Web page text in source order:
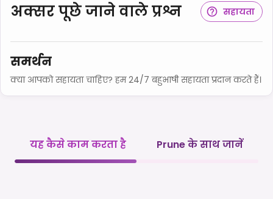
अक्सर पूछे जाने वाले प्रश्न सहायता
समर्थन
क्या आपको सहायता चाहिए? हम 24/7 बहुभाषी सहायता प्रदान करते हैं।
यह कैसे काम करता है Prune के साथ जानें